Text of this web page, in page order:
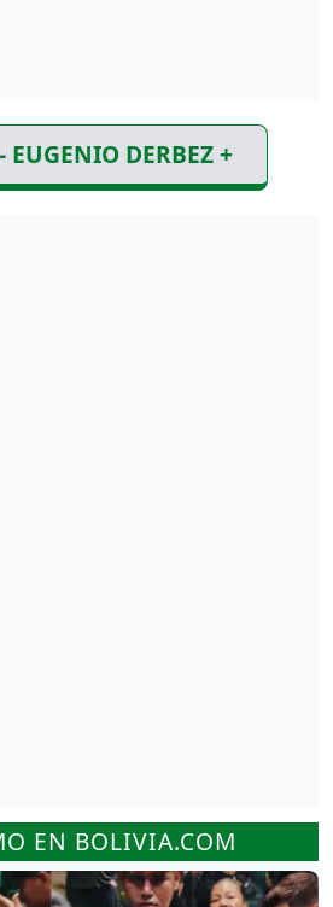
EUGENIO DERBEZ +
EN BOLIVIA.COM